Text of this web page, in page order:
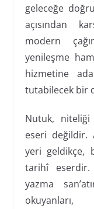
geleceğe
açısından
modern
yenileşme
hizmetine
tutabilecek bir
Nutuk, niteliği
eseri değildir.
yeri geldikçe,
tarihî
yazma